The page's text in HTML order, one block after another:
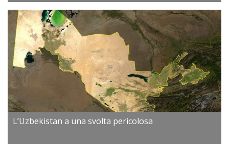
L’Uzbekistan a una svolta pericolosa